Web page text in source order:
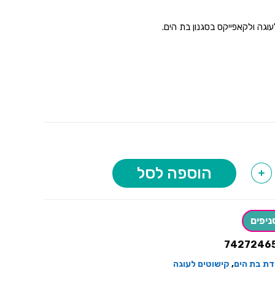
ולקאפייקס בסגנון בת הים.
+ הוספה לסל
בת הים, קישוטים לעוגה